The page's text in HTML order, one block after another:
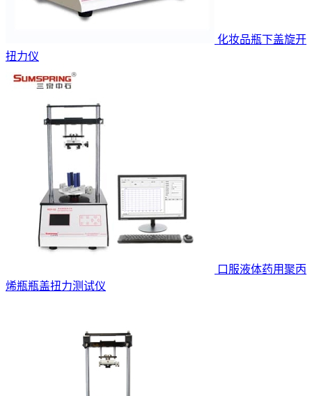
化妆品瓶下盖旋开
扭力仪
口服液体药用聚丙
烯瓶瓶盖扭力测试仪